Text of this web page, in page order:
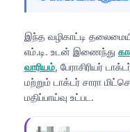
இந்த வழிகாட்டி
எம்.டி. உடன் இணைந்து
வாரியம், பேராசிரியர்
மற்றும் டாக்டர் சாரா
மதிப்பாய்வு உட்பட.